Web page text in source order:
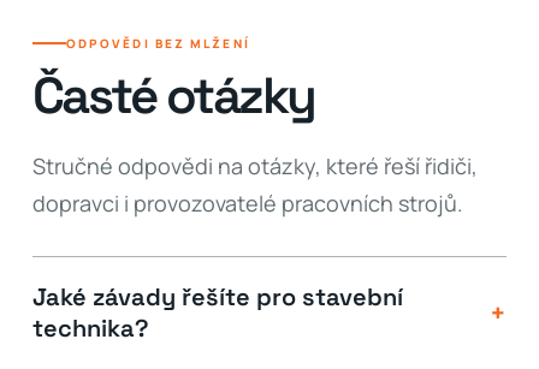
ODPOVĚDI BEZ MLŽENÍ
Časté otázky
Stručné odpovědi na otázky, které řeší řidiči,
dopravci i provozovatelé pracovních strojů.
Jaké závady řešíte pro stavební
technika?
+